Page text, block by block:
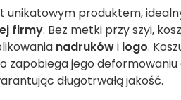
unikatowym produktem,
firmy. Bez metki przy szyi,
nadrukówi logo.
zapobiega jego
długotrwałą jakość.